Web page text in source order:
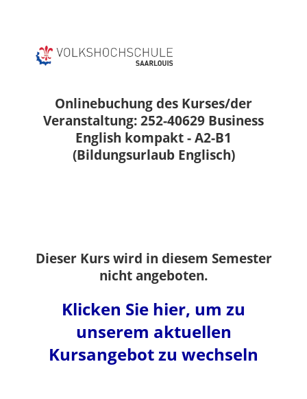
Onlinebuchung des Kurses/der
Veranstaltung: 252-40629 Business
English kompakt - A2-B1
(Bildungsurlaub Englisch)
Dieser Kurs wird in diesem Semester
nicht angeboten.
Klicken Sie hier, um zu
unserem aktuellen
Kursangebot zu wechseln